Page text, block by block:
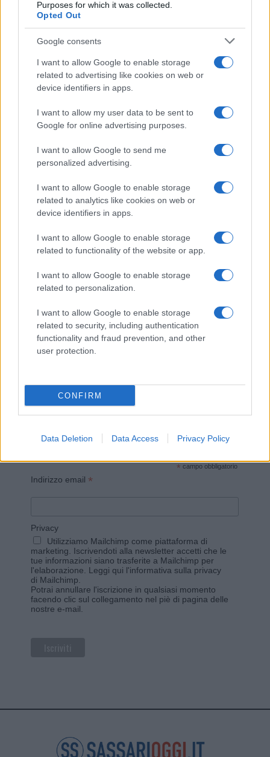
Purposes for which it was collected.
Opted Out
Google consents
I want to allow Google to enable storage
related to advertising like cookies on web or
device identifiers in apps.
I want to allow my user data to be sent to
Google for online advertising purposes.
I want to allow Google to send me
personalized advertising.
I want to allow Google to enable storage
related to analytics like cookies on web or
device identifiers in apps.
I want to allow Google to enable storage
related to functionality of the website or app.
I want to allow Google to enable storage
related to personalization.
I want to allow Google to enable storage
related to security, including authentication
functionality and fraud prevention, and other
user protection.
CONFIRM
Data Deletion Data Access Privacy Policy
Martina Agostina Diturco
I nostri cari
I nostri cari
Invia un Comunicato Stampa|Pubblicità|
Vuoi rimanere sempre aggiornato?
Iscriviti alla newsletter di Gallura Oggi e ricevi le nostre
email periodiche contenenti le ultime notizie pubblicate
* campo obbligatorio
Indirizzo email *
Privacy
Utilizziamo Mailchimp come piattaforma di
marketing. Iscrivendoti alla newsletter accetti che le
tue informazioni siano trasferite a Mailchimp per
l'elaborazione. Leggi qui l'informativa sulla privacy
di Mailchimp
Potrai annullare l'iscrizione in qualsiasi momento
facendo clic sul collegamento nel piè di pagina delle
nostre e-mail.